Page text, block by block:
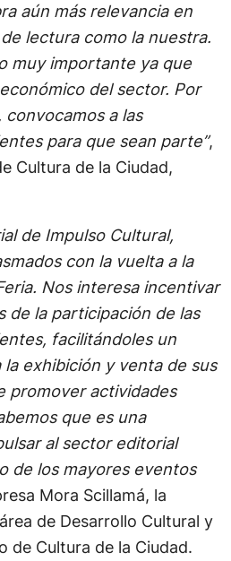
aún más relevancia en
lectura como la nuestra.
muy importante ya que
del sector. Por
convocamos a las
para que sean parte”,
Cultura de la Ciudad,
de Impulso Cultural,
con la vuelta a la
Nos interesa incentivar
de la participación de las
facilitándoles un
exhibición y venta de sus
promover actividades
que es una
al sector editorial
de los mayores eventos
Mora Scillamá, la
de Desarrollo Cultural y
de Cultura de la Ciudad.